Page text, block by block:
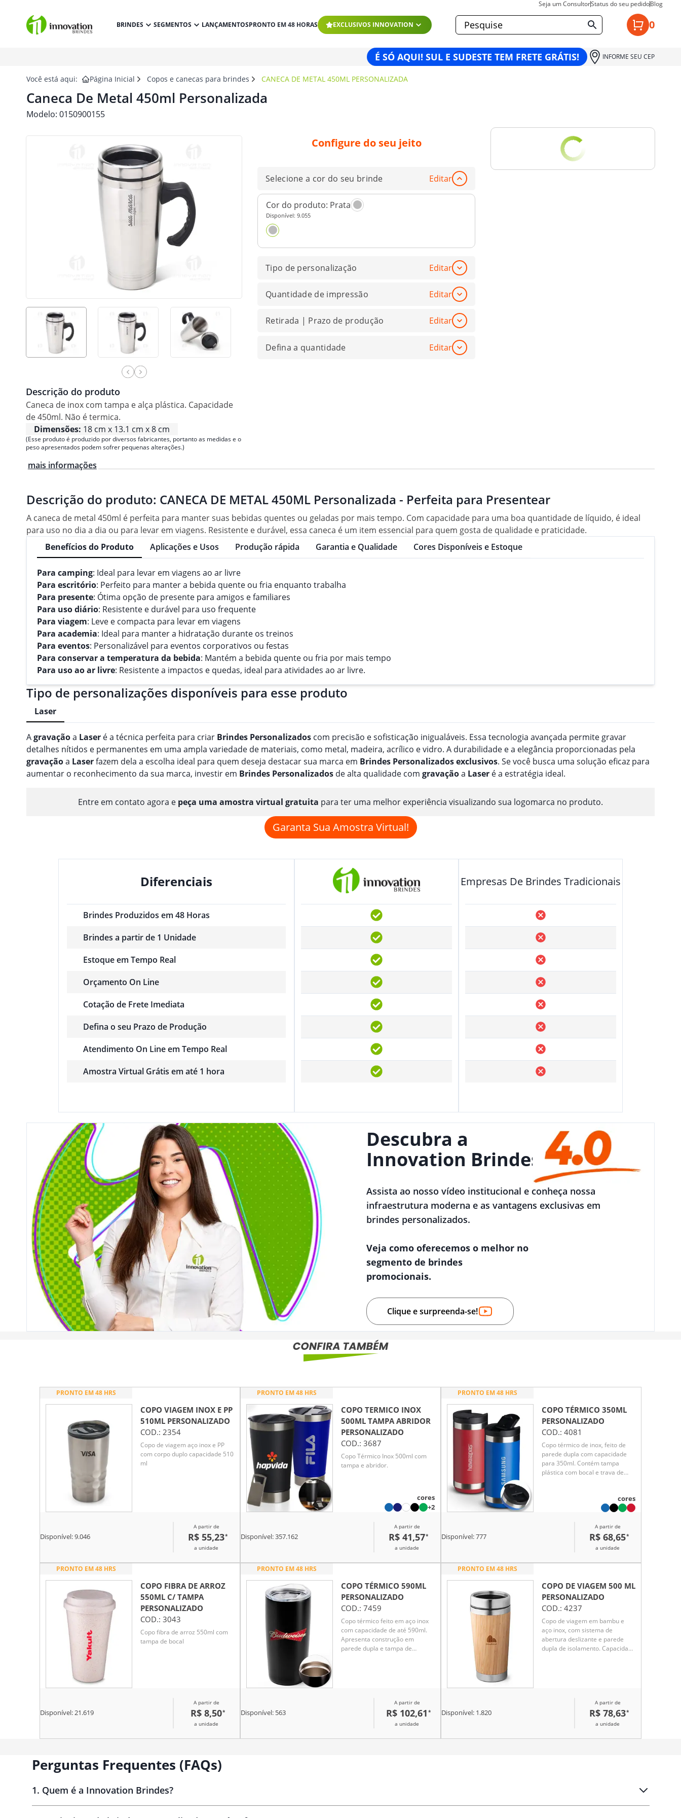
Seja um ConsultorStatus do seu pedidoBlog
BRINDES SEGMENTOS LANÇAMENTOSPRONTO EM 48 HORAS EXCLUSIVOS INNOVATION 0
É SÓ AQUI! SUL E SUDESTE TEM FRETE GRÁTIS! INFORME SEU CEP
Você está aqui: Página Inicial Copos e canecas para brindes CANECA DE METAL 450ML PERSONALIZADA
Caneca De Metal 450ml Personalizada
Modelo: 0150900155
Descrição do produto
Caneca de inox com tampa e alça plástica. Capacidade
de 450ml. Não é termica.
Dimensões: 18 cm x 13.1 cm x 8 cm
(Esse produto é produzido por diversos fabricantes, portanto as medidas e o
peso apresentados podem sofrer pequenas alterações.)
Configure do seu jeito
Selecione a cor do seu brinde Editar
Cor do produto: Prata
Disponível: 9.055
Tipo de personalização Editar
Quantidade de impressão Editar
Retirada | Prazo de produção Editar
Defina a quantidade Editar
mais informações
Descrição do produto: CANECA DE METAL 450ML Personalizada - Perfeita para Presentear
A caneca de metal 450ml é perfeita para manter suas bebidas quentes ou geladas por mais tempo. Com capacidade para uma boa quantidade de líquido, é ideal
para uso no dia a dia ou para levar em viagens. Resistente e durável, essa caneca é um item essencial para quem gosta de qualidade e praticidade.
Benefícios do Produto
Aplicações e Usos Produção rápida Garantia e Qualidade Cores Disponíveis e Estoque
Para camping: Ideal para levar em viagens ao ar livre
Para escritório: Perfeito para manter a bebida quente ou fria enquanto trabalha
Para presente: Ótima opção de presente para amigos e familiares
Para uso diário: Resistente e durável para uso frequente
Para viagem: Leve e compacta para levar em viagens
Para academia: Ideal para manter a hidratação durante os treinos
Para eventos: Personalizável para eventos corporativos ou festas
Para conservar a temperatura da bebida: Mantém a bebida quente ou fria por mais tempo
Para uso ao ar livre: Resistente a impactos e quedas, ideal para atividades ao ar livre.
Tipo de personalizações disponíveis para esse produto
Laser
Agravaçãoa Laser é a técnica perfeita para criar Brindes Personalizados com precisão e sofisticação inigualáveis. Essa tecnologia avançada permite gravar
detalhes nítidos e permanentes em uma ampla variedade de materiais, como metal, madeira, acrílico e vidro. A durabilidade e a elegância proporcionadas pela
gravaçãoa Laserfazem dela a escolha ideal para quem deseja destacar sua marca em Brindes Personalizadosexclusivos. Se você busca uma solução eficaz para
aumentar o reconhecimento da sua marca, investir em Brindes Personalizados de alta qualidade com gravaçãoa Laser é a estratégia ideal.
Entre em contato agora e peça uma amostra virtual gratuita para ter uma melhor experiência visualizando sua logomarca no produto.
Garanta Sua Amostra Virtual!
Diferenciais
Brindes Produzidos em 48 Horas
Brindes a partir de 1 Unidade
Estoque em Tempo Real
Orçamento On Line
Cotação de Frete Imediata
Defina o seu Prazo de Produção
Atendimento On Line em Tempo Real
Amostra Virtual Grátis em até 1 hora
Empresas De Brindes Tradicionais
Descubra a
Innovation Brindes
Assista ao nosso vídeo institucional e conheça nossa
infraestrutura moderna e as vantagens exclusivas em
brindes personalizados.
Veja como oferecemos o melhor no
segmento de brindes
promocionais.
Clique e surpreenda-se!
PRONTO EM 48 HRS
COPO VIAGEM INOX E PP
510ML PERSONALIZADO
COD.: 2354
Copo de viagem aço inox e PP
com corpo duplo capacidade 510
ml
Disponível:9.046
A partir de
R$ 55,23*
a unidade
PRONTO EM 48 HRS
COPO TERMICO INOX
500ML TAMPA ABRIDOR
PERSONALIZADO
COD.: 3687
Copo Térmico Inox 500ml com
tampa e abridor.
cores
+2
Disponível:357.162
A partir de
R$ 41,57*
a unidade
PRONTO EM 48 HRS
COPO TÉRMICO 350ML
PERSONALIZADO
COD.: 4081
Copo térmico de inox, feito de
parede dupla com capacidade
para 350ml. Contém tampa
plástica com bocal e trava de
cores
Disponível:777
A partir de
R$ 68,65*
a unidade
PRONTO EM 48 HRS
COPO FIBRA DE ARROZ
550ML C/ TAMPA
PERSONALIZADO
COD.: 3043
Copo fibra de arroz 550ml com
tampa de bocal
Disponível:21.619
A partir de
R$ 8,50*
a unidade
PRONTO EM 48 HRS
COPO TÉRMICO 590ML
PERSONALIZADO
COD.: 7459
Copo térmico feito em aço inox
com capacidade de até 590ml.
Apresenta construção em
parede dupla e tampa de
Além disso, conta ainda com
base emborrachada
Disponível: 563
A partir de
R$ 102,61 *
a unidade
PRONTO EM 48 HRS
COPO DE VIAGEM 500 ML
PERSONALIZADO
COD.: 4237
Copo de viagem em bambu e
aço inox, com sistema de
abertura deslizante e parede
dupla de isolamento. Capacidade
Disponível: 1.820
A partir de
R$ 78,63*
a unidade
Perguntas Frequentes (FAQs)
1. Quem é a Innovation Brindes?